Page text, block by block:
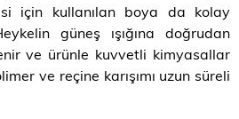
için kullanılan boya da kolay
güneş ışığına doğrudan
ve ürünle kuvvetli kimyasallar
ve reçine karışımı uzun süreli